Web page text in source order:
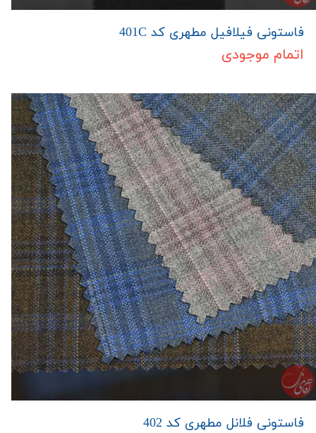
فاستونی فیلافیل مطهری کد 401C
اتمام موجودی
فاستونی فلانل مطهری کد 402